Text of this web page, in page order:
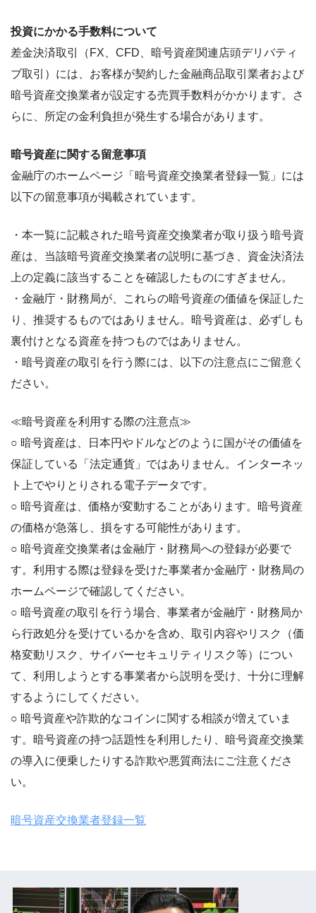
投資にかかる手数料について
差金決済取引（FX、CFD、暗号資産関連店頭デリバティ
ブ取引）には、お客様が契約した金融商品取引業者および
暗号資産交換業者が設定する売買手数料がかかります。さ
らに、所定の金利負担が発生する場合があります。
暗号資産に関する留意事項
金融庁のホームページ「暗号資産交換業者登録一覧」には
以下の留意事項が掲載されています。
・本一覧に記載された暗号資産交換業者が取り扱う暗号資
産は、当該暗号資産交換業者の説明に基づき、資金決済法
上の定義に該当することを確認したものにすぎません。
・金融庁・財務局が、これらの暗号資産の価値を保証した
り、推奨するものではありません。暗号資産は、必ずしも
裏付けとなる資産を持つものではありません。
・暗号資産の取引を行う際には、以下の注意点にご留意く
ださい。
≪暗号資産を利用する際の注意点≫
○ 暗号資産は、日本円やドルなどのように国がその価値を
保証している「法定通貨」ではありません。インターネッ
ト上でやりとりされる電子データです。
○ 暗号資産は、価格が変動することがあります。暗号資産
の価格が急落し、損をする可能性があります。
○ 暗号資産交換業者は金融庁・財務局への登録が必要で
す。利用する際は登録を受けた事業者か金融庁・財務局の
ホームページで確認してください。
○ 暗号資産の取引を行う場合、事業者が金融庁・財務局か
ら行政処分を受けているかを含め、取引内容やリスク（価
格変動リスク、サイバーセキュリティリスク等）につい
て、利用しようとする事業者から説明を受け、十分に理解
するようにしてください。
○ 暗号資産や詐欺的なコインに関する相談が増えていま
す。暗号資産の持つ話題性を利用したり、暗号資産交換業
の導入に便乗したりする詐欺や悪質商法にご注意くださ
い。
暗号資産交換業者登録一覧